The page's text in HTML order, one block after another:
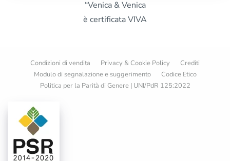
“Venica & Venica
è certificata VIVA
Condizioni di vendita Privacy & Cookie Policy
Crediti
Modulo di segnalazione e suggerimento
Codice Etico
Politica per la Parità di Genere | UNI/PdR 125:2022